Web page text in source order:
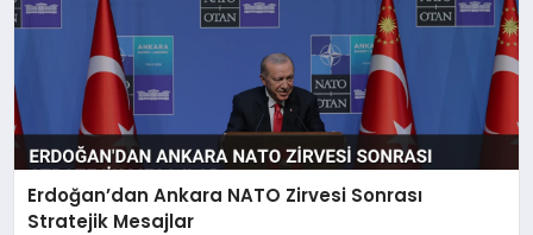
Erdoğan’dan Ankara NATO Zirvesi Sonrası
Stratejik Mesajlar